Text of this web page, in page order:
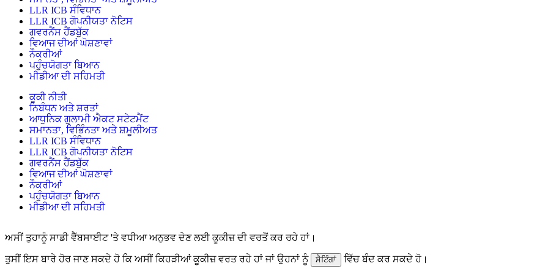
LLR ICB ਸੰਵਿਧਾਨ
LLR ICB ਗੋਪਨੀਯਤਾ ਨੋਟਿਸ
ਗਵਰਨੈਂਸ ਹੈਂਡਬੁੱਕ
ਵਿਆਜ ਦੀਆਂ ਘੋਸ਼ਣਾਵਾਂ
ਨੌਕਰੀਆਂ
ਪਹੁੰਚਯੋਗਤਾ ਬਿਆਨ
ਮੀਡੀਆ ਦੀ ਸਹਿਮਤੀ
ਕੂਕੀ ਨੀਤੀ
ਨਿਬੰਧਨ ਅਤੇ ਸ਼ਰਤਾਂ
ਆਧੁਨਿਕ ਗੁਲਾਮੀ ਐਕਟ ਸਟੇਟਮੈਂਟ
ਸਮਾਨਤਾ, ਵਿਭਿੰਨਤਾ ਅਤੇ ਸ਼ਮੂਲੀਅਤ
LLR ICB ਸੰਵਿਧਾਨ
LLR ICB ਗੋਪਨੀਯਤਾ ਨੋਟਿਸ
ਗਵਰਨੈਂਸ ਹੈਂਡਬੁੱਕ
ਵਿਆਜ ਦੀਆਂ ਘੋਸ਼ਣਾਵਾਂ
ਨੌਕਰੀਆਂ
ਪਹੁੰਚਯੋਗਤਾ ਬਿਆਨ
ਮੀਡੀਆ ਦੀ ਸਹਿਮਤੀ
ਅਸੀਂ ਤੁਹਾਨੂੰ ਸਾਡੀ ਵੈੱਬਸਾਈਟ 'ਤੇ ਵਧੀਆ ਅਨੁਭਵ ਦੇਣ ਲਈ ਕੂਕੀਜ਼ ਦੀ ਵਰਤੋਂ ਕਰ ਰਹੇ ਹਾਂ।
ਤੁਸੀਂ ਇਸ ਬਾਰੇ ਹੋਰ ਜਾਣ ਸਕਦੇ ਹੋ ਕਿ ਅਸੀਂ ਕਿਹੜੀਆਂ ਕੂਕੀਜ਼ ਵਰਤ ਰਹੇ ਹਾਂ ਜਾਂ ਉਹਨਾਂ ਨੂੰ ਸੈਟਿੰਗਾਂ
ਵਿੱਚ ਬੰਦ ਕਰ ਸਕਦੇ ਹੋ।